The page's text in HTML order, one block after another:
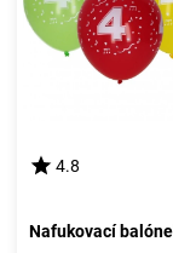
4.8